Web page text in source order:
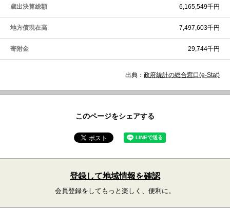
歳出決算総額 6,165,549千円
地方債現在高 7,497,603千円
寄附金 29,744千円
出典： 政府統計の総合窓口(e-Stat)
このページをシェアする
登録して地域情報を確認
会員登録をしてもっと楽しく、便利に。